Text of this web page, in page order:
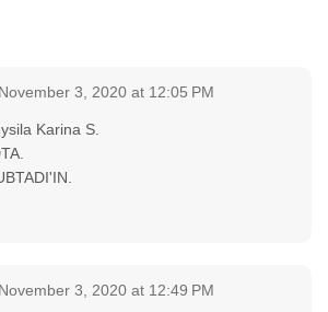
November 3, 2020 at 12:05 PM
Karina S.
November 3, 2020 at 12:49 PM